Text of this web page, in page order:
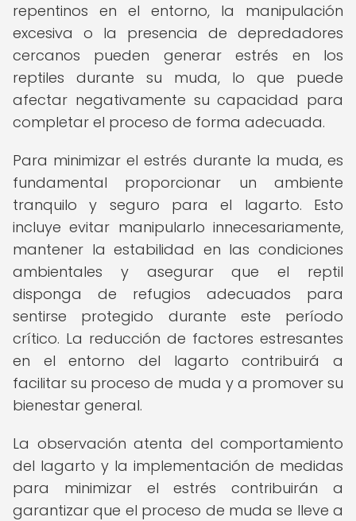
repentinos en el entorno, la manipulación
excesiva o la presencia de depredadores
cercanos pueden generar estrés en los
reptiles durante su muda, lo que puede
afectar negativamente su capacidad para
completar el proceso de forma adecuada.
Para minimizar el estrés durante la muda, es
fundamental proporcionar un ambiente
tranquilo y seguro para el lagarto. Esto
incluye evitar manipularlo innecesariamente,
mantener la estabilidad en las condiciones
ambientales y asegurar que el reptil
disponga de refugios adecuados para
sentirse protegido durante este período
crítico. La reducción de factores estresantes
en el entorno del lagarto contribuirá a
facilitar su proceso de muda y a promover su
bienestar general.
La observación atenta del comportamiento
del lagarto y la implementación de medidas
para minimizar el estrés contribuirán a
garantizar que el proceso de muda se lleve a